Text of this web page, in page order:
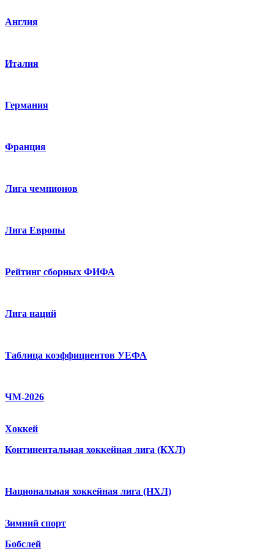
Англия
Италия
Германия
Франция
Лига чемпионов
Лига Европы
Рейтинг сборных ФИФА
Лига наций
Таблица коэффициентов УЕФА
ЧМ-2026
Хоккей
Континентальная хоккейная лига (КХЛ)
Национальная хоккейная лига (НХЛ)
Зимний спорт
Бобслей